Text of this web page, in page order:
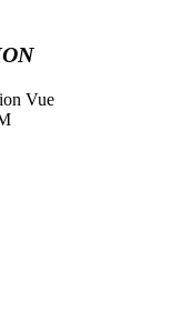
Vue